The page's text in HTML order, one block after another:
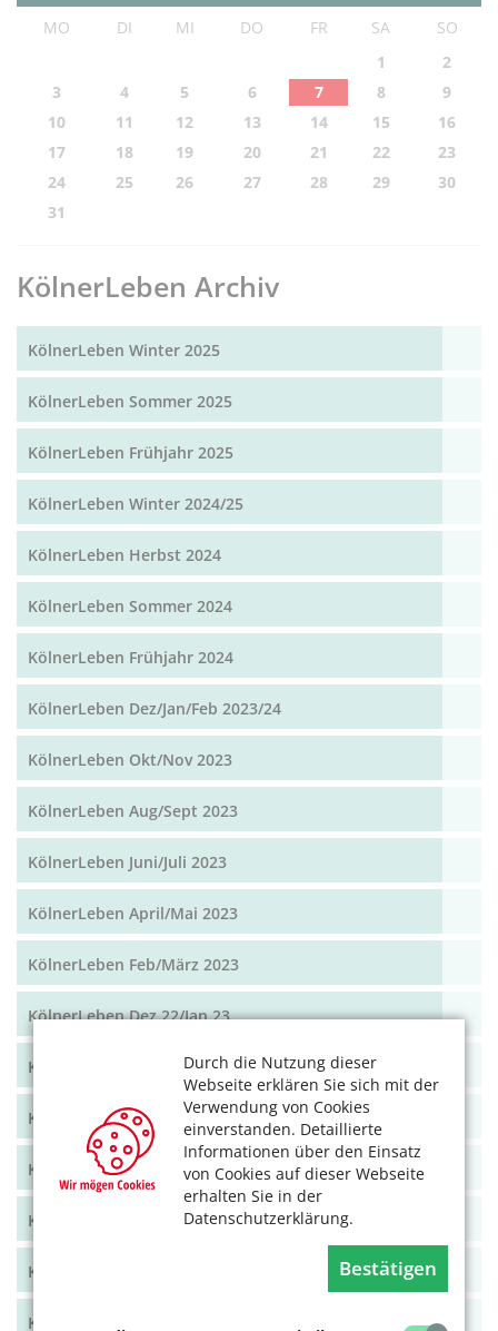
Durch die Nutzung dieser
Webseite erklären Sie sich mit der
Verwendung von Cookies
einverstanden. Detaillierte
Informationen über den Einsatz
von Cookies auf dieser Webseite
erhalten Sie in der
Datenschutzerklärung.
Bestätigen
MO DI MI DO FR SA
SO
1
2
3
4 5 6 7 8
9
10
11 12 13 14 15
16
17
18 19 20 21 22
23
24
25 26 27 28 29
30
31
KölnerLeben Archiv
KölnerLeben Winter 2025
KölnerLeben Sommer 2025
KölnerLeben Frühjahr 2025
KölnerLeben Winter 2024/25
KölnerLeben Herbst 2024
KölnerLeben Sommer 2024
KölnerLeben Frühjahr 2024
KölnerLeben Dez/Jan/Feb 2023/24
KölnerLeben Okt/Nov 2023
KölnerLeben Aug/Sept 2023
KölnerLeben Juni/Juli 2023
KölnerLeben April/Mai 2023
KölnerLeben Feb/März 2023
KölnerLeben Dez 22/Jan 23
KölnerLeben Okt/Nov 2022
KölnerLeben Aug/Sept 2022
KölnerLeben Juni/Juli 2022
KölnerLeben April/Mai 2022
KölnerLeben Feb/März 2022
KölnerLeben Dez 21/Jan 22